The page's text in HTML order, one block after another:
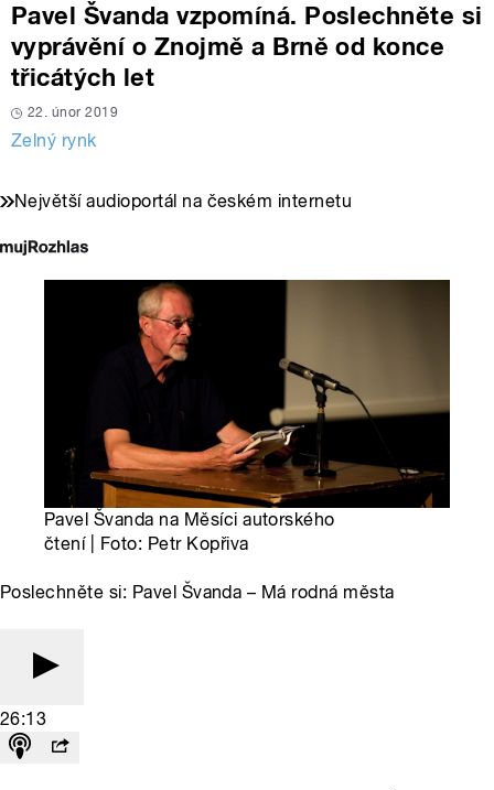
Pavel Švanda vzpomíná. Poslechněte si
vyprávění o Znojmě a Brně od konce
třicátých let
22. únor 2019
Zelný rynk
Největší audioportál na českém internetu
Pavel Švanda na Měsíci autorského
čtení | Foto: Petr Kopřiva
Poslechněte si: Pavel Švanda – Má rodná města
26:13